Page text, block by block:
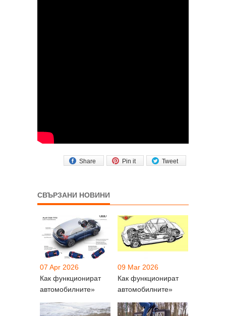
Tweet
Pin it
Share
СВЪРЗАНИ НОВИНИ
07 Apr 2026
Как функционират
автомобилните»
09 Mar 2026
Как функционират
автомобилните»